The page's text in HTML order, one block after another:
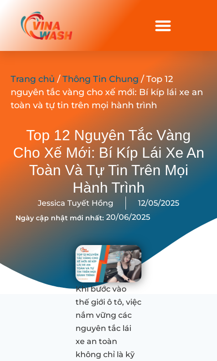
Trang chủ /Thông Tin Chung / Top 12
nguyên tắc vàng cho xế mới: Bí kíp lái xe an
toàn và tự tin trên mọi hành trình
Top 12 Nguyên Tắc Vàng
Cho Xế Mới: Bí Kíp Lái Xe An
Toàn Và Tự Tin Trên Mọi
Hành Trình
Jessica Tuyết Hồng 12/05/2025
Ngày cập nhật mới nhất: 20/06/2025
Khi bước vào
thế giới ô tô, việc
nắm vững các
nguyên tắc lái
xe an toàn
không chỉ là kỹ